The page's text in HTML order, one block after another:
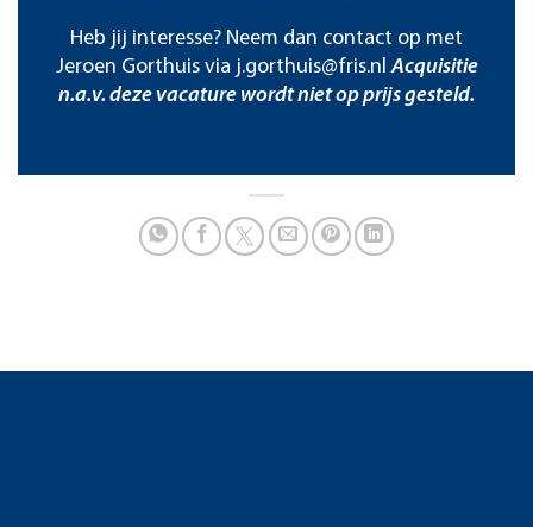
Heb jij interesse? Neem dan contact op met
Jeroen Gorthuis via j.gorthuis@fris.nl Acquisitie
n.a.v. deze vacature wordt niet op prijs gesteld.